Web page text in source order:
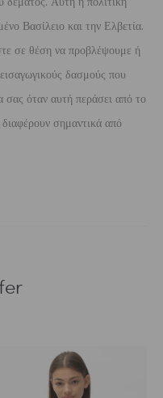
Βασίλειο και την Ελβετία.
σε θέση να προβλέψουμε ή
δασμούς που
σας όταν αυτή περάσει από το
σημαντικά από